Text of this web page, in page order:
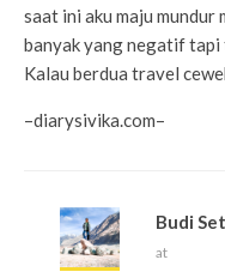
saat ini aku maju mundur
banyak yang negatif
Kalau berdua travel
–diarysivika.com–
Budi
at